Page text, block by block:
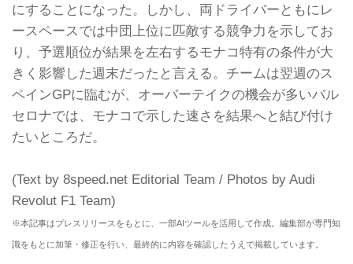
にすることになった。しかし、両ドライバーともにレ
ースペースでは中団上位に匹敵する競争力を示してお
り、予選順位が結果を左右するモナコ特有の条件が大
きく影響した週末だったと言える。チームは翌週のス
ペインGPに臨むが、オーバーテイクの機会が多いバル
セロナでは、モナコで示した速さを結果へと結び付け
たいところだ。
(Text by 8speed.net Editorial Team / Photos by Audi
Revolut F1 Team)
※本記事はプレスリリースをもとに、一部AIツールを活用して作成。編集部が専門知
識をもとに加筆・修正を行い、最終的に内容を確認したうえで掲載しています。